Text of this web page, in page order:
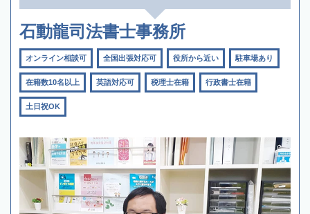
石動龍司法書士事務所
オンライン相談可 全国出張対応可 役所から近い 駐車場あり
在籍数10名以上 英語対応可 税理士在籍 行政書士在籍
土日祝OK